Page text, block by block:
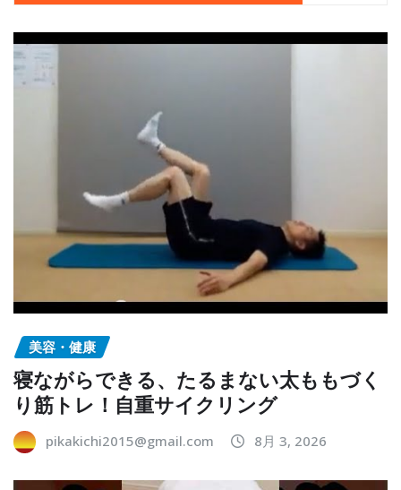
美容・健康
寝ながらできる、たるまない太ももづく
り筋トレ！自重サイクリング
pikakichi2015@gmail.com 8月 3, 2026